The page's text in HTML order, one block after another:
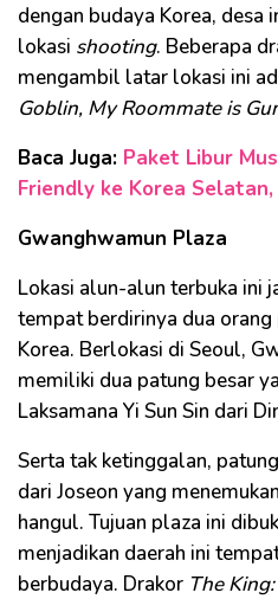
dengan budaya Korea, desa
lokasi shooting. Beberapa
mengambil latar lokasi ini
Goblin, My Roommate is
Baca Juga: Paket Libur
Friendly ke Korea Selatan,
Gwanghwamun Plaza
Lokasi alun-alun terbuka ini
tempat berdirinya dua
Korea. Berlokasi di Seoul,
memiliki dua patung besar
Laksamana Yi Sun Sin dari
Serta tak ketinggalan,
dari Joseon yang
hangul. Tujuan plaza ini
menjadikan daerah ini
berbudaya. Drakor The